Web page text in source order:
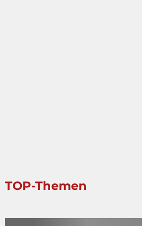
TOP-Themen